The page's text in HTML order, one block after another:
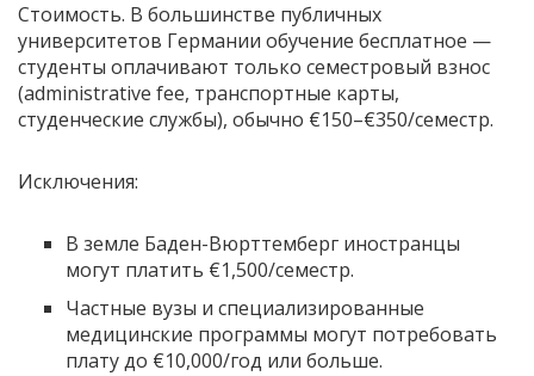
Стоимость. В большинстве публичных
университетов Германии обучение бесплатное —
студенты оплачивают только семестровый взнос
(administrative fee, транспортные карты,
студенческие службы), обычно €150–€350/семестр.
Исключения:
В земле Баден-Вюрттемберг иностранцы
могут платить €1,500/семестр.
Частные вузы и специализированные
медицинские программы могут потребовать
плату до €10,000/год или больше.